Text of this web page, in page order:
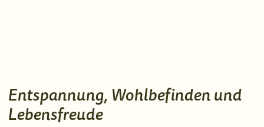
Entspannung, Wohlbefinden und
Lebensfreude